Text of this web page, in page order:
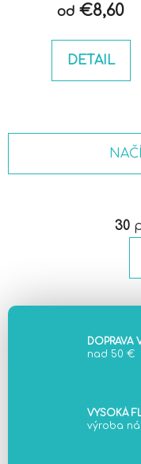
od €8,60
DETAIL
30
DOPRAVA
nad 50 €
VYSOKÁ
výroba